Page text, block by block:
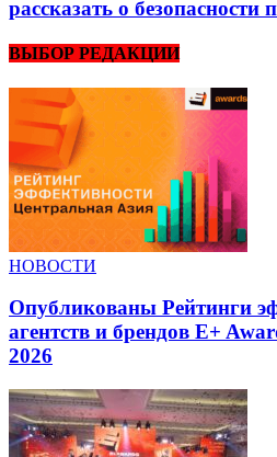
рассказать о безопасности
ВЫБОР РЕДАКЦИИ
НОВОСТИ
Опубликованы Рейтинги
агентств и брендов E+
2026